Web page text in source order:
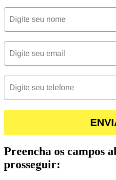
Preencha os campos
prosseguir: